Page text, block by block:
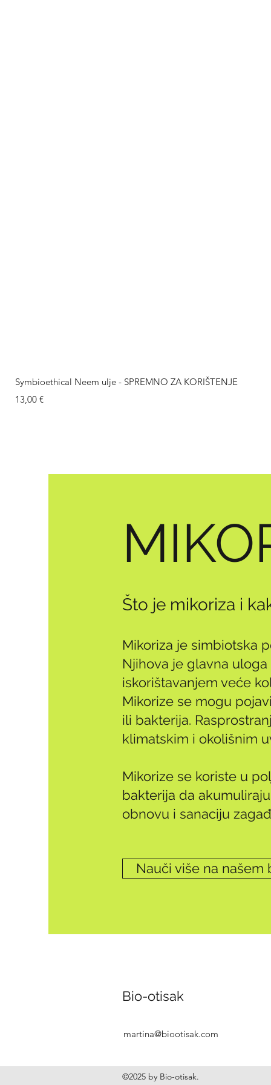
Symbioethical Neem ulje - SPREMNO ZA KORIŠTENJE
Cijena
13,00 €
Što je mikoriza i
Mikoriza je simbiotska
Njihova je glavna
iskorištavanjem veće
Mikorize se mogu
ili bakterija.
klimatskim i okolišnim
Mikorize se koriste u
bakterija da
obnovu i sanaciju
Nauči više na našem
Bio-otisak
martina@biootisak.com
©2025 by Bio-otisak.